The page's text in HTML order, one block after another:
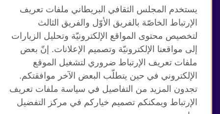
YouTube RSS
TikTok
موقع المجلس الثقافي البريطاني العالمي
الخصوصية وشروط الاستخدام
ملفات تعريف الإرتباط
يستخدم المجلس الثقافي البريطاني ملفات تعريف
الإرتباط الخاصّة بالفريق الأوّل والفريق الثالث
لتخصيص محتوى المواقع الإلكترونيّة وتحليل الزيارات
إلى مواقعنا الإلكترونيّة وتصميم الإعلانات. إنّ بعض
ملفات تعريف الإرتباط ضروري لتشغيل الموقع
الإلكتروني في حين يتطلّب البعض الآخر موافقتكم.
تجدون المزيد من التفاصيل في سياسة ملفات تعريف
الإرتباط ويمكنكم تصميم خياركم في مركز التفضيل